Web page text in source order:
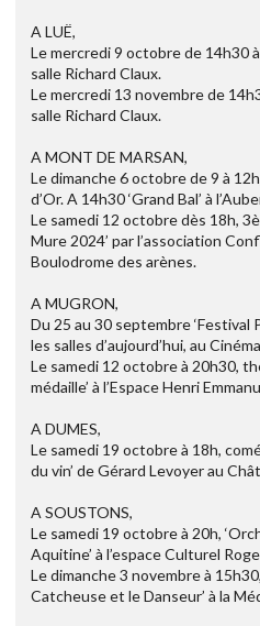
A LUË,
Le mercredi 9 octobre de 14h30
salle Richard Claux.
Le mercredi 13 novembre de
salle Richard Claux.
A MONT DE MARSAN,
Le dimanche 6 octobre de 9 à
d’Or. A 14h30 ‘Grand Bal’ à
Le samedi 12 octobre dès 18h,
Mure 2024’ par l’association
Boulodrome des arènes.
A MUGRON,
Du 25 au 30 septembre ‘Festival
les salles d’aujourd’hui, au
Le samedi 12 octobre à 20h30,
médaille’ à l’Espace Henri
A DUMES,
Le samedi 19 octobre à 18h,
du vin’ de Gérard Levoyer au
A SOUSTONS,
Le samedi 19 octobre à 20h,
Aquitine’ à l’espace Culturel
Le dimanche 3 novembre à
Catcheuse et le Danseur’ à la